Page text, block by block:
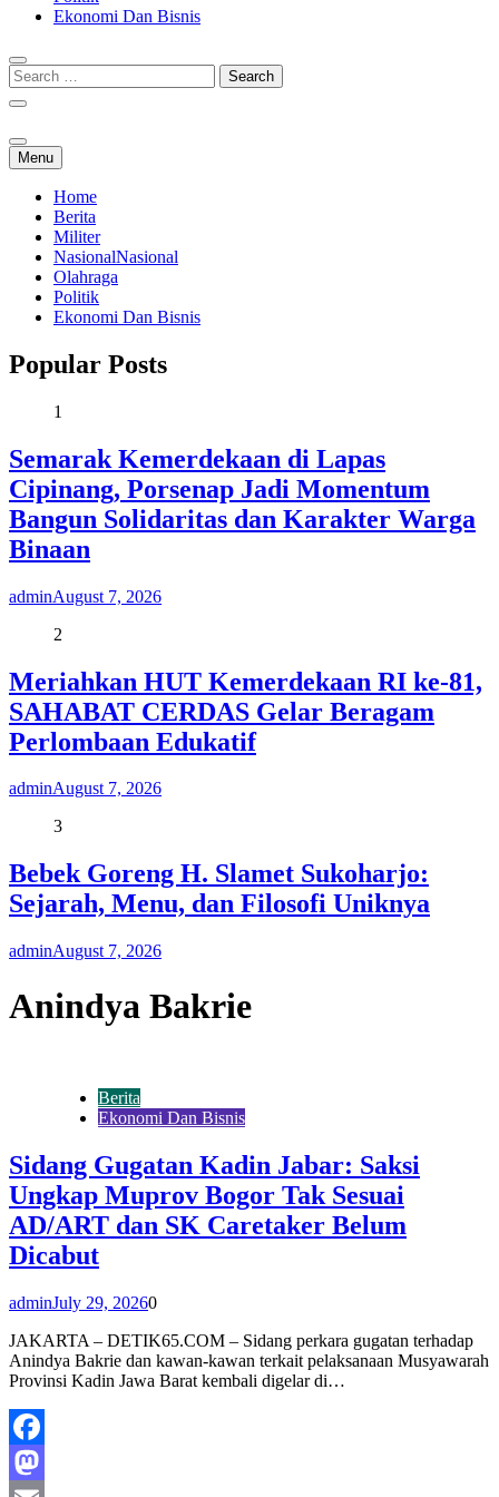
Ekonomi Dan Bisnis
Menu
Home
Berita
Militer
NasionalNasional
Olahraga
Politik
Ekonomi Dan Bisnis
Popular Posts
1
Semarak Kemerdekaan di Lapas
Cipinang, Porsenap Jadi Momentum
Bangun Solidaritas dan Karakter Warga
Binaan
adminAugust 7, 2026
2
Meriahkan HUT Kemerdekaan RI ke-81,
SAHABAT CERDAS Gelar Beragam
Perlombaan Edukatif
adminAugust 7, 2026
3
Bebek Goreng H. Slamet Sukoharjo:
Sejarah, Menu, dan Filosofi Uniknya
adminAugust 7, 2026
Anindya Bakrie
Berita
Ekonomi Dan Bisnis
Sidang Gugatan Kadin Jabar: Saksi
Ungkap Muprov Bogor Tak Sesuai
AD/ART dan SK Caretaker Belum
Dicabut
adminJuly 29, 20260
JAKARTA – DETIK65.COM – Sidang perkara gugatan terhadap
Anindya Bakrie dan kawan-kawan terkait pelaksanaan Musyawarah
Provinsi Kadin Jawa Barat kembali digelar di…
Facebook